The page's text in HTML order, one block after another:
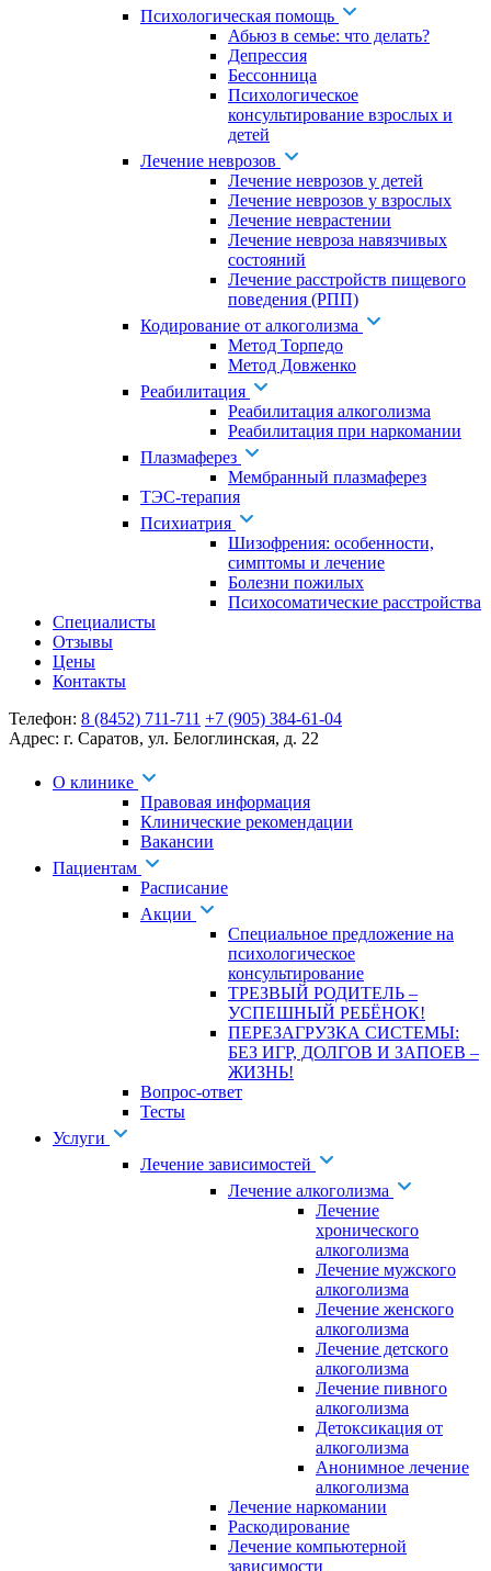
Психологическая помощь
Абьюз в семье: что делать?
Депрессия
Бессонница
Психологическое
консультирование взрослых и
детей
Лечение неврозов
Лечение неврозов у детей
Лечение неврозов у взрослых
Лечение неврастении
Лечение невроза навязчивых
состояний
Лечение расстройств пищевого
поведения (РПП)
Кодирование от алкоголизма
Метод Торпедо
Метод Довженко
Реабилитация
Реабилитация алкоголизма
Реабилитация при наркомании
Плазмаферез
Мембранный плазмаферез
ТЭС-терапия
Психиатрия
Шизофрения: особенности,
симптомы и лечение
Болезни пожилых
Психосоматические расстройства
Специалисты
Отзывы
Цены
Контакты
Телефон: 8 (8452) 711-711 +7 (905) 384-61-04
Адрес: г. Саратов, ул. Белоглинская, д. 22
О клинике
Правовая информация
Клинические рекомендации
Вакансии
Пациентам
Расписание
Акции
Специальное предложение на
психологическое
консультирование
ТРЕЗВЫЙ РОДИТЕЛЬ –
УСПЕШНЫЙ РЕБЁНОК!
ПЕРЕЗАГРУЗКА СИСТЕМЫ:
БЕЗ ИГР, ДОЛГОВ И ЗАПОЕВ –
ЖИЗНЬ!
Вопрос-ответ
Тесты
Услуги
Лечение зависимостей
Лечение алкоголизма
Лечение
хронического
алкоголизма
Лечение мужского
алкоголизма
Лечение женского
алкоголизма
Лечение детского
алкоголизма
Лечение пивного
алкоголизма
Детоксикация от
алкоголизма
Анонимное лечение
алкоголизма
Лечение наркомании
Раскодирование
Лечение компьютерной
зависимости